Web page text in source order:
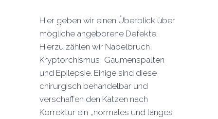
Hier geben wir einen Überblick über
mögliche angeborene Defekte.
Hierzu zählen wir Nabelbruch,
Kryptorchismus, Gaumenspalten
und Epilepsie. Einige sind diese
chirurgisch behandelbar und
verschaffen den Katzen nach
Korrektur ein „normales und langes